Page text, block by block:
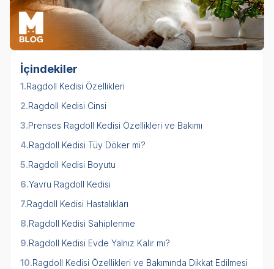
İçindekiler
1.Ragdoll Kedisi Özellikleri
2.Ragdoll Kedisi Cinsi
3.Prenses Ragdoll Kedisi Özellikleri ve Bakımı
4.Ragdoll Kedisi Tüy Döker mi?
5.Ragdoll Kedisi Boyutu
6.Yavru Ragdoll Kedisi
7.Ragdoll Kedisi Hastalıkları
8.Ragdoll Kedisi Sahiplenme
9.Ragdoll Kedisi Evde Yalnız Kalır mı?
10.Ragdoll Kedisi Özellikleri ve Bakımında Dikkat Edilmesi